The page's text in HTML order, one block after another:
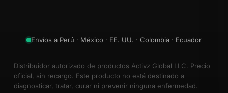
Envíos a Perú · México · EE. UU. · Colombia · Ecuador
Distribuidor autorizado de productos Activz Global LLC. Precio
oficial, sin recargo. Este producto no está destinado a
diagnosticar, tratar, curar ni prevenir ninguna enfermedad.